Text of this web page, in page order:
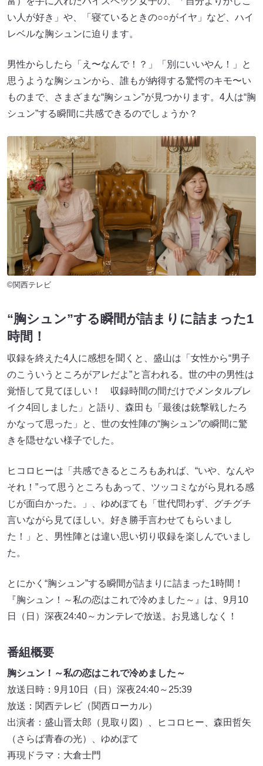
い人が好き」や、「寝ているときの○○がイヤ」など、ハイ
レベルな胸シュンに迫ります。
男性からしたら「え〜なんで！？」「別にいいやん！」と
思うような胸シュンから、誰もが納得する驚愕のキモ〜い
ものまで、さまざまな“胸シュン”が見つかります。4人は“胸
シュン”する瞬間に共感できるのでしょうか？
©関西テレビ
“胸シュン”する瞬間が詰まりに詰まった1
時間！
収録を終えた4人に感想を聞くと、盛山は「女性から“男子
のこういうところがアレだよ”と言われる。世の中の男性は
覚悟して見てほしい！ 収録時間の間だけでメンタルブレ
イク4回しました」と語り、森田も「最後は銃撃戦したろ
かなって思った」と、世の女性陣の“胸シュン”の瞬間に驚
きを隠せない様子でした。
ヒコロヒーは「共感できるところもあれば、“いや、なんや
それ！”って思うところもあって、ツッコミながら見れる感
じが面白かった。」、ゆめぽても「世代問わず、グチグチ
言いながら見てほしい。好き勝手言わせてもらいまし
た！」と、男性陣とは違い思い切り収録を楽しんでいまし
た。
とにかく“胸シュン”する瞬間が詰まりに詰まった1時間！
『胸シュン！～私の恋はこれで冷めました～』は、9月10
日（日）深夜24:40～カンテレで放送。お見逃しなく！
番組概要
胸シュン！～私の恋はこれで冷めました～
放送日時：9月10日（日）深夜24:40～25:39
放送：関西テレビ（関西ローカル）
出演者：盛山晋太郎（見取り図）、ヒコロヒー、森田哲矢
（さらば青春の光）、ゆめぽて
再現ドラマ：大倉士門